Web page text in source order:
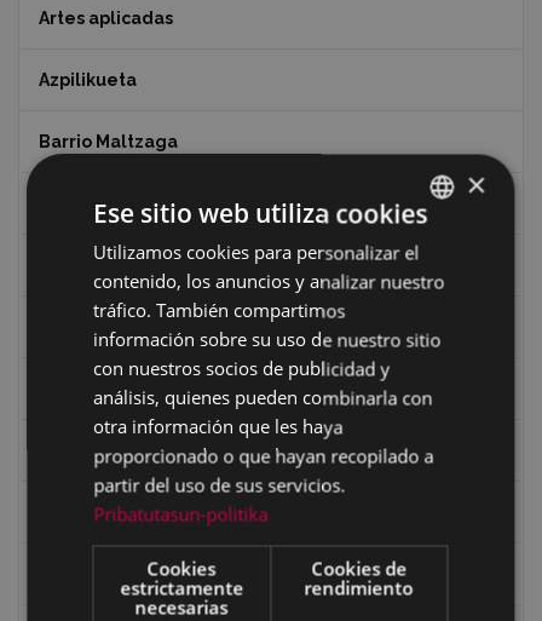
Artes aplicadas
Azpilikueta
Barrio Maltzaga
Centro de Interpretación de la Guerra Civil
Ciclismo
Dibujos de Julen Zabaleta
Eibar desde el aire
Eibartarren ahotan
BASQUE
SPANISH
×
Ese sitio web utiliza cookies
Utilizamos cookies para personalizar el
contenido, los anuncios y analizar nuestro
tráfico. También compartimos
información sobre su uso de nuestro sitio
con nuestros socios de publicidad y
análisis, quienes pueden combinarla con
otra información que les haya
proporcionado o que hayan recopilado a
partir del uso de sus servicios.
Pribatutasun-politika
Cookies
estrictamente
necesarias
Cookies de
rendimiento